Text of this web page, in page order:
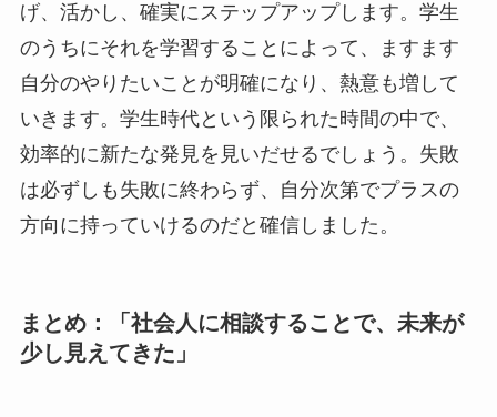
げ、活かし、確実にステップアップします。学生
のうちにそれを学習することによって、ますます
自分のやりたいことが明確になり、熱意も増して
いきます。学生時代という限られた時間の中で、
効率的に新たな発見を見いだせるでしょう。失敗
は必ずしも失敗に終わらず、自分次第でプラスの
方向に持っていけるのだと確信しました。
まとめ：「社会人に相談することで、未来が
少し見えてきた」